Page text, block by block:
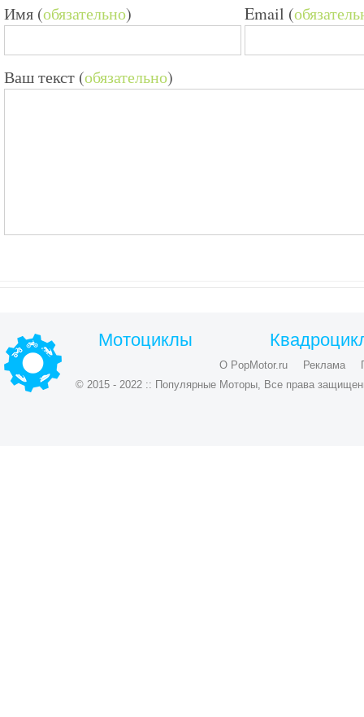
Имя (обязательно) Email (
Ваш текст (обязательно)
Мотоциклы
О PopMotor.ru Реклама
© 2015 - 2022 :: Популярные Моторы, Все права